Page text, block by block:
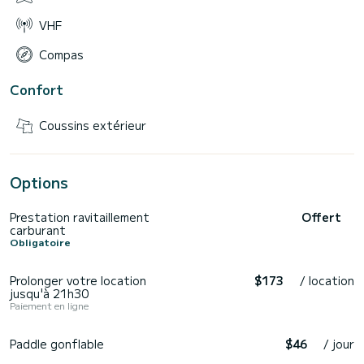
👉 100% de plaisir jusqu'au dernier instant
Le carburant est facturé selon votre consommation réelle,
au tarif en vigueur le jour de la location, en toute
transparence.
Journée : 9h30 - 18h00
VHF
Compas
Confort
Coussins extérieur
Options
Prestation ravitaillement
carburant
Obligatoire
Offert
Prolonger votre location
jusqu'à 21h30
Paiement en ligne
$173 / location
Paddle gonflable $46 / jour